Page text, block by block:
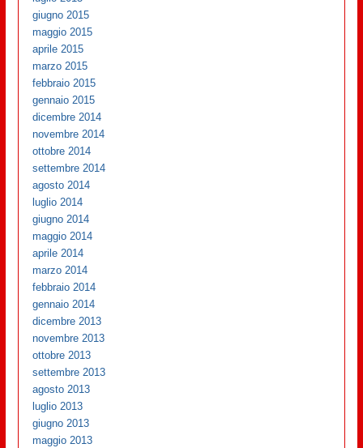
giugno 2015
maggio 2015
aprile 2015
marzo 2015
febbraio 2015
gennaio 2015
dicembre 2014
novembre 2014
ottobre 2014
settembre 2014
agosto 2014
luglio 2014
giugno 2014
maggio 2014
aprile 2014
marzo 2014
febbraio 2014
gennaio 2014
dicembre 2013
novembre 2013
ottobre 2013
settembre 2013
agosto 2013
luglio 2013
giugno 2013
maggio 2013